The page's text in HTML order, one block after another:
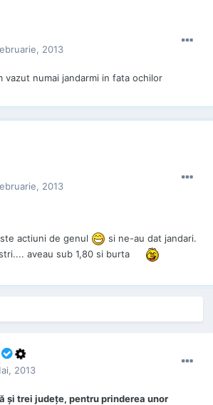
2013
vazut numai jandarmi in fata ochilor
2013
actiuni de genul
si ne-au dat jandari.
aveau sub 1,80 si burta
2013
și trei județe, pentru prinderea unor